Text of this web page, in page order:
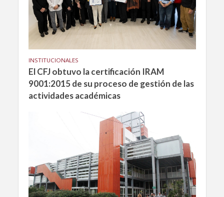
INSTITUCIONALES
El CFJ obtuvo la certificación IRAM
9001:2015 de su proceso de gestión de las
actividades académicas